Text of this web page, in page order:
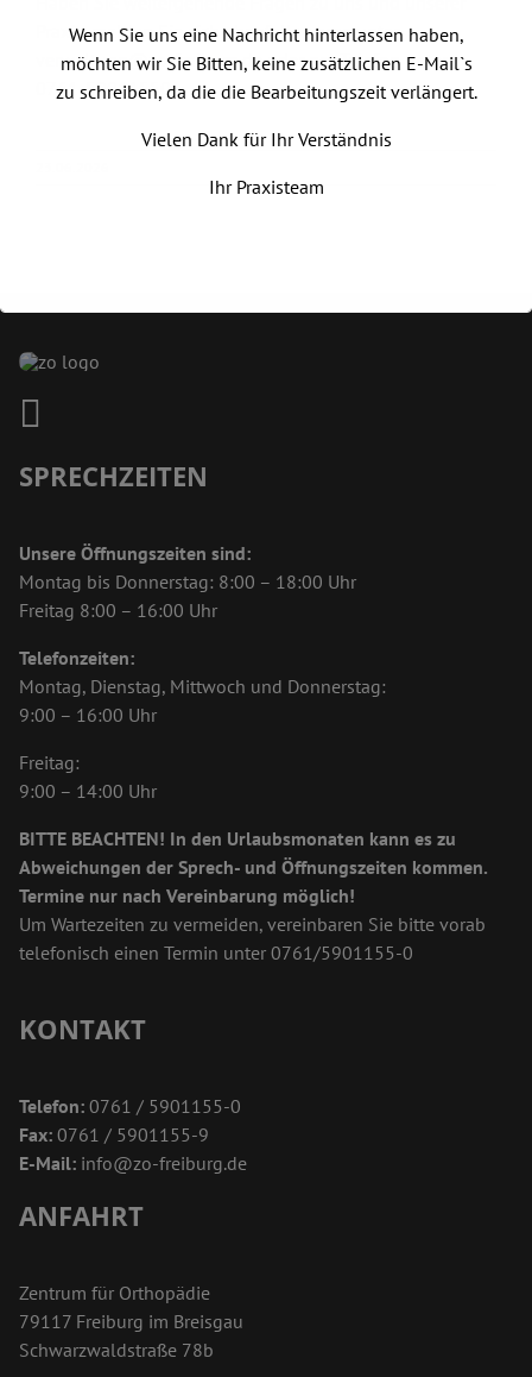
Praxis, melden Sie sich ebenfalls gerne unter
verwaltung@zo-freiburg.deoder per Telefon unter
0761-59011550
SPRECHZEITEN
Unsere Öffnungszeiten sind:
Montag bis Donnerstag: 8:00 – 18:00 Uhr
Freitag 8:00 – 16:00 Uhr
Telefonzeiten:
Montag, Dienstag, Mittwoch und Donnerstag:
9:00 – 16:00 Uhr
Freitag:
9:00 – 14:00 Uhr
BITTE BEACHTEN! In den Urlaubsmonaten kann es zu
Abweichungen der Sprech- und Öffnungszeiten kommen.
Termine nur nach Vereinbarung möglich!
Um Wartezeiten zu vermeiden, vereinbaren Sie bitte vorab
telefonisch einen Termin unter 0761/5901155-0
KONTAKT
Telefon: 0761 / 5901155-0
Fax: 0761 / 5901155-9
E-Mail: info@zo-freiburg.de
ANFAHRT
Zentrum für Orthopädie
79117 Freiburg im Breisgau
Schwarzwaldstraße 78b
Wenn Sie uns eine Nachricht hinterlassen haben,
möchten wir Sie Bitten, keine zusätzlichen E-Mail`s
zu schreiben, da die die Bearbeitungszeit verlängert.
Vielen Dank für Ihr Verständnis
Ihr Praxisteam